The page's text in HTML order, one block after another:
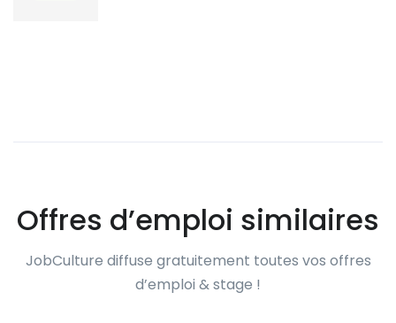
Offres d’emploi similaires
JobCulture diffuse gratuitement toutes vos offres
d’emploi & stage !